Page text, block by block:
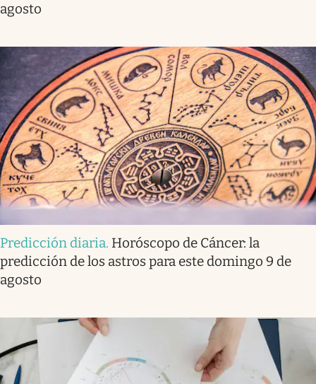
agosto
Predicción diaria. Horóscopo de Cáncer: la
predicción de los astros para este domingo 9 de
agosto